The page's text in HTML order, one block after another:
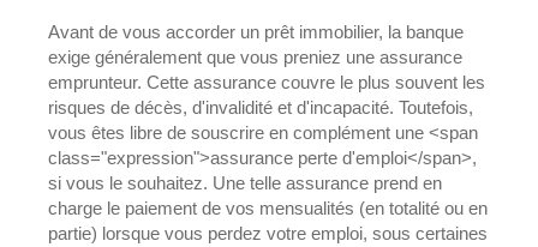
Avant de vous accorder un prêt immobilier, la banque
exige généralement que vous preniez une assurance
emprunteur. Cette assurance couvre le plus souvent les
risques de décès, d'invalidité et d'incapacité. Toutefois,
vous êtes libre de souscrire en complément une <span
class="expression">assurance perte d'emploi</span>,
si vous le souhaitez. Une telle assurance prend en
charge le paiement de vos mensualités (en totalité ou en
partie) lorsque vous perdez votre emploi, sous certaines